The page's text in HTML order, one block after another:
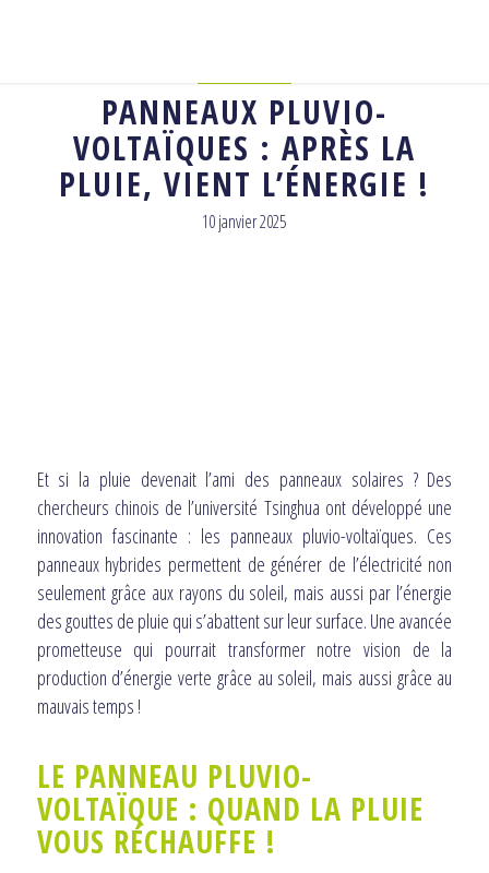
PANNEAUX PLUVIO-
VOLTAÏQUES : APRÈS LA
PLUIE, VIENT L’ÉNERGIE !
10 janvier 2025
Et si la pluie devenait l’ami des panneaux solaires ? Des
chercheurs chinois de l’université Tsinghua ont développé une
innovation fascinante : les panneaux pluvio-voltaïques. Ces
panneaux hybrides permettent de générer de l’électricité non
seulement grâce aux rayons du soleil, mais aussi par l’énergie
des gouttes de pluie qui s’abattent sur leur surface. Une avancée
prometteuse qui pourrait transformer notre vision de la
production d’énergie verte grâce au soleil, mais aussi grâce au
mauvais temps !
LE PANNEAU PLUVIO-
VOLTAÏQUE : QUAND LA PLUIE
VOUS RÉCHAUFFE !